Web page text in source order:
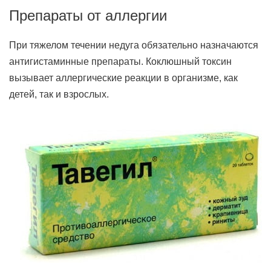
Препараты от аллергии
При тяжелом течении недуга обязательно назначаются
антигистаминные препараты. Коклюшный токсин
вызывает аллергические реакции в организме, как
детей, так и взрослых.